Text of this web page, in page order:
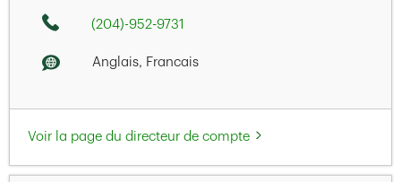
(204)-952-9731
Anglais, Francais
Voir la page du directeur de compte